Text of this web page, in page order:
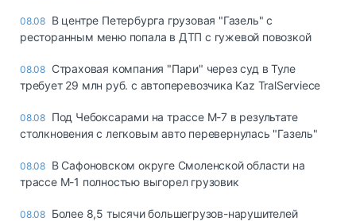
08.08 В центре Петербурга грузовая "Газель" с
ресторанным меню попала в ДТП с гужевой повозкой
08.08 Страховая компания "Пари" через суд в Туле
требует 29 млн руб. с автоперевозчика Kaz TralServiece
08.08 Под Чебоксарами на трассе М-7 в результате
столкновения с легковым авто перевернулась "Газель"
08.08 В Сафоновском округе Смоленской области на
трассе М-1 полностью выгорел грузовик
08.08 Более 8,5 тысячи большегрузов-нарушителей